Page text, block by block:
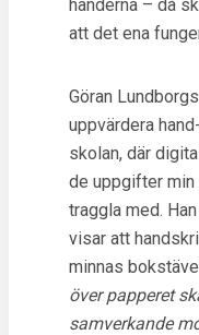
händerna – då
att det ena
Göran
uppvärdera
skolan, där
de uppgifter
traggla med.
visar att
minnas
över papperet
samverkande